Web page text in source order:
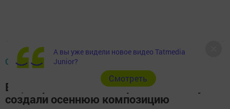
ОБЩЕСТВО
В Центре детского творчества «Радуга»
создали осеннюю композицию
А вы уже видели новое видео Tatmedia
Junior?
Cмотреть